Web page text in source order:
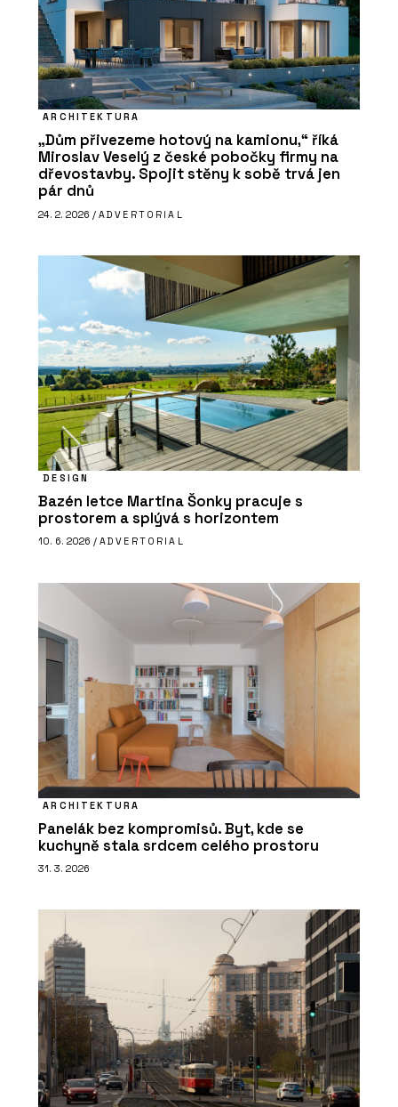
ARCHITEKTURA
„Dům přivezeme hotový na kamionu,“ říká
Miroslav Veselý z české pobočky firmy na
dřevostavby. Spojit stěny k sobě trvá jen
pár dnů
24. 2. 2026 / ADVERTORIAL
DESIGN
Bazén letce Martina Šonky pracuje s
prostorem a splývá s horizontem
10. 6. 2026 / ADVERTORIAL
ARCHITEKTURA
Panelák bez kompromisů. Byt, kde se
kuchyně stala srdcem celého prostoru
31. 3. 2026